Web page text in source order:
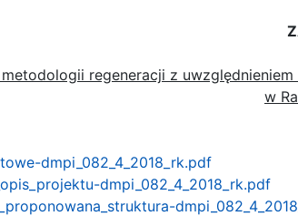
metodologii regeneracji z
w
dmpi_082_4_2018_rk.pdf
dmpi_082_4_2018_rk.pdf